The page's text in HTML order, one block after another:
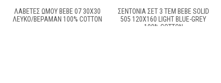
ΛΑΒΕΤΕΣ ΩΜΟΥ BEBE 07 30X30
ΛΕΥΚΌ/ΒΕΡΑΜΆΝ 100% COTTON
ΣΕΝΤΌΝΙΑ ΣΕΤ 3 ΤΕΜ BEBE SOLID
505 120X160 LIGHT BLUE-GREY
100% COTTON